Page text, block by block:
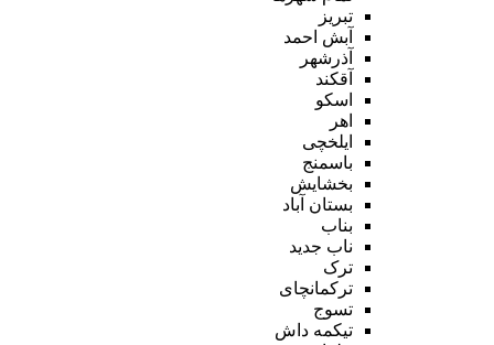
تبریز
آبش احمد
آذرشهر
آقکند
اسکو
اهر
ایلخچی
باسمنج
بخشایش
بستان آباد
بناب
ناب جدید
ترک
ترکمانچای
تسوج
تیکمه داش